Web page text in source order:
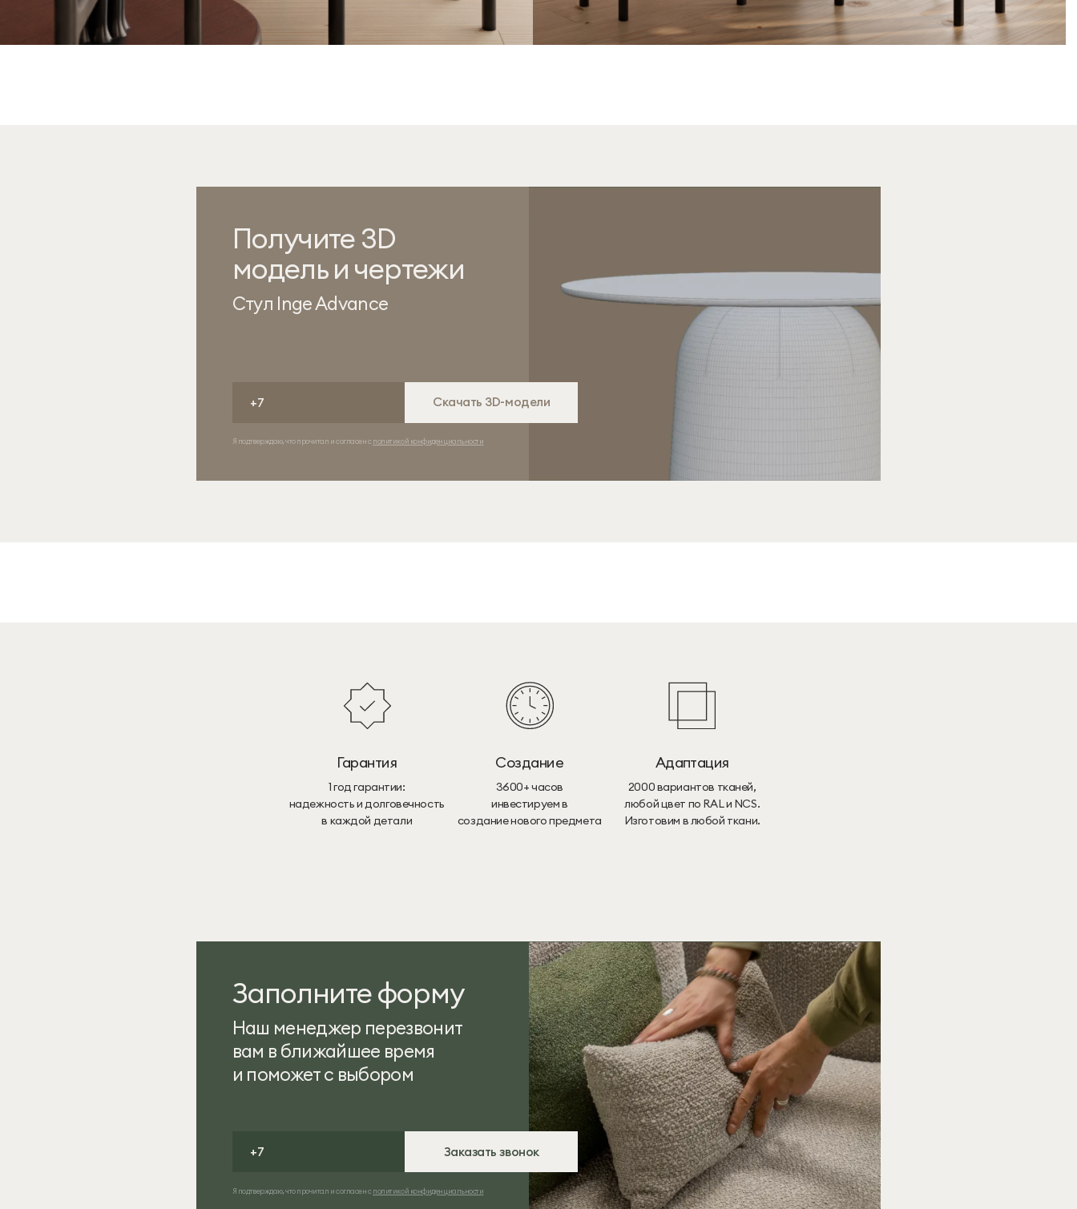
Получите 3D
модель и чертежи
Стул Inge Advance
Скачать 3D-модели
Я подтверждаю, что прочитал и согласен с политикой конфиденциальности
Гарантия
1 год гарантии:
надежность и долговечность
в каждой детали
Создание
3600+ часов
инвестируем в
создание нового предмета
Адаптация
2000 вариантов тканей,
любой цвет по RAL и NCS.
Изготовим в любой ткани.
Заполните форму
Наш менеджер перезвонит
вам в ближайшее время
и поможет с выбором
Заказать звонок
Я подтверждаю, что прочитал и согласен с политикой конфиденциальности